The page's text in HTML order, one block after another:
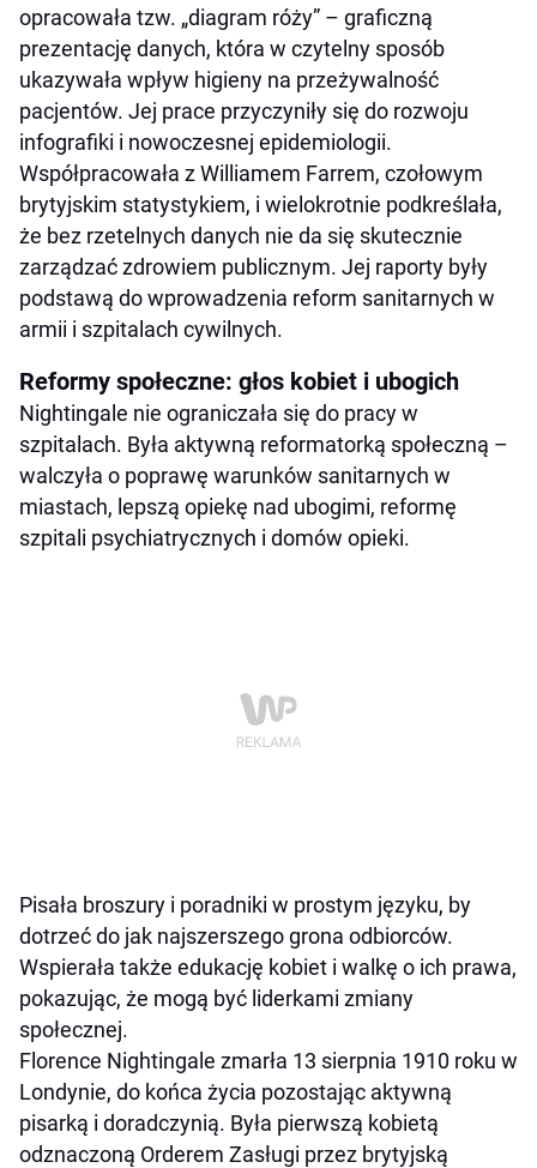
opracowała tzw. „diagram róży” – graficzną
prezentację danych, która w czytelny sposób
ukazywała wpływ higieny na przeżywalność
pacjentów. Jej prace przyczyniły się do rozwoju
infografiki i nowoczesnej epidemiologii.
Współpracowała z Williamem Farrem, czołowym
brytyjskim statystykiem, i wielokrotnie podkreślała,
że bez rzetelnych danych nie da się skutecznie
zarządzać zdrowiem publicznym. Jej raporty były
podstawą do wprowadzenia reform sanitarnych w
armii i szpitalach cywilnych.
Reformy społeczne: głos kobiet i ubogich
Nightingale nie ograniczała się do pracy w
szpitalach. Była aktywną reformatorką społeczną –
walczyła o poprawę warunków sanitarnych w
miastach, lepszą opiekę nad ubogimi, reformę
szpitali psychiatrycznych i domów opieki.
Pisała broszury i poradniki w prostym języku, by
dotrzeć do jak najszerszego grona odbiorców.
Wspierała także edukację kobiet i walkę o ich prawa,
pokazując, że mogą być liderkami zmiany
społecznej.
Florence Nightingale zmarła 13 sierpnia 1910 roku w
Londynie, do końca życia pozostając aktywną
pisarką i doradczynią. Była pierwszą kobietą
odznaczoną Orderem Zasługi przez brytyjską